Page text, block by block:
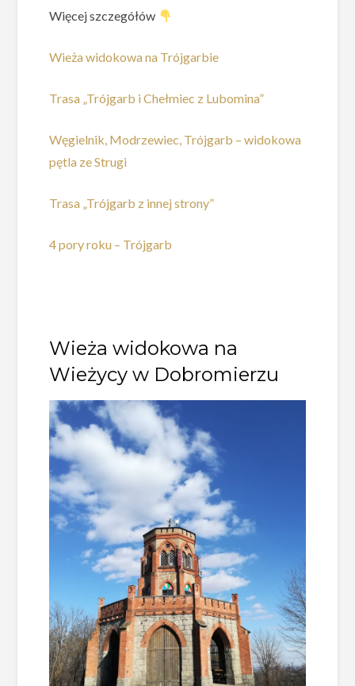
Więcej szczegółów
Wieża widokowa na Trójgarbie
Trasa „Trójgarb i Chełmiec z Lubomina”
Węgielnik, Modrzewiec, Trójgarb – widokowa
pętla ze Strugi
Trasa „Trójgarb z innej strony”
4 pory roku – Trójgarb
Wieża widokowa na
Wieżycy w Dobromierzu